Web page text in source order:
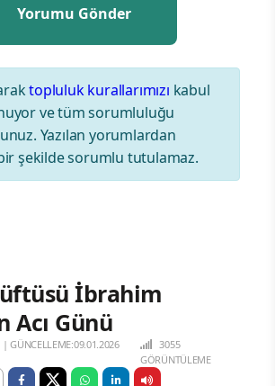
topluluk kurallarımızı kabul
ve tüm sorumluluğu
Yazılan yorumlardan
şekilde sorumlu tutulamaz.
İbrahim
Acı Günü
|GÜNCELLEME:09.01.2026
3055
GÖRÜNTÜLEME